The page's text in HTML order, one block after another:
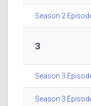
Season 2
3
Season 3
Season 3